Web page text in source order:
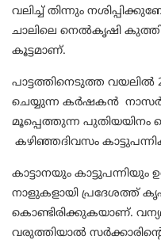
വലിച്ച് തിന്നും
ചാലിലെ നെൽകൃഷി കുത്തി
കൂട്ടമാണ്.
പാട്ടത്തിനെടുത്ത
ചെയ്യുന്ന കർഷകൻ നാസർ
മൂപ്പെത്തുന്ന പുതിയയിനം
കഴിഞ്ഞദിവസം
കാട്ടാനയും കാട്ടുപന്നിയും
നാളുകളായി പ്രദേശത്ത്
കൊണ്ടിരിക്കുകയാണ്.
വരുത്തിയാൽ